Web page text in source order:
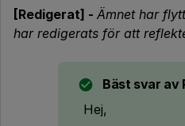
[Redigerat] - Ämnet har
har redigerats för att
Bäst svar av
Hej,